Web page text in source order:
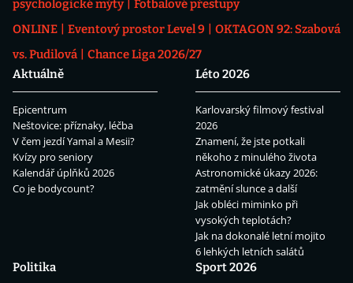
psychologické mýty
Fotbalové přestupy
ONLINE
Eventový prostor Level 9
OKTAGON 92: Szabová
vs. Pudilová
Chance Liga 2026/27
Aktuálně
Epicentrum
Neštovice: příznaky, léčba
V čem jezdí Yamal a Mesii?
Kvízy pro seniory
Kalendář úplňků 2026
Co je bodycount?
Léto 2026
Karlovarský filmový festival
2026
Znamení, že jste potkali
někoho z minulého života
Astronomické úkazy 2026:
zatmění slunce a další
Jak obléci miminko při
vysokých teplotách?
Jak na dokonalé letní mojito
6 lehkých letních salátů
Politika
Sport 2026